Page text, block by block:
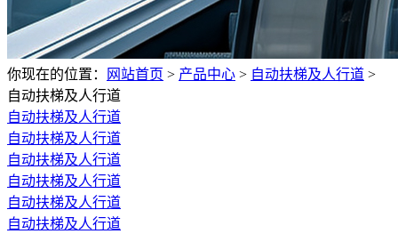
你现在的位置： 网站首页 > 产品中心 > 自动扶梯及人行道 >
自动扶梯及人行道
自动扶梯及人行道
自动扶梯及人行道
自动扶梯及人行道
自动扶梯及人行道
自动扶梯及人行道
自动扶梯及人行道